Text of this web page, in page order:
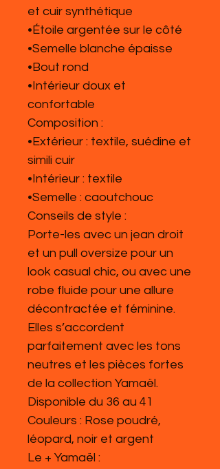
et cuir synthétique
•Étoile argentée sur le côté
•Semelle blanche épaisse
•Bout rond
•Intérieur doux et
confortable
Composition :
•Extérieur : textile, suédine et
simili cuir
•Intérieur : textile
•Semelle : caoutchouc
Conseils de style :
Porte-les avec un jean droit
et un pull oversize pour un
look casual chic, ou avec une
robe fluide pour une allure
décontractée et féminine.
Elles s’accordent
parfaitement avec les tons
neutres et les pièces fortes
de la collection Yamaël.
Disponible du 36 au 41
Couleurs : Rose poudré,
léopard, noir et argent
Le + Yamaël :